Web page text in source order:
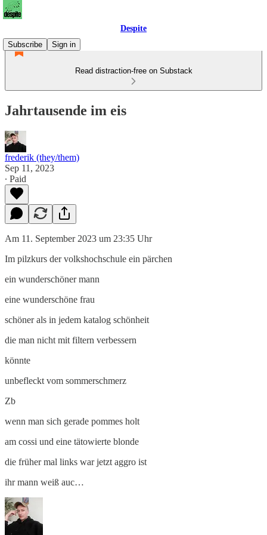
Despite
Subscribe
Sign in
Read distraction-free on Substack
Jahrtausende im eis
frederik (they/them)
Sep 11, 2023
∙ Paid
Am 11. September 2023 um 23:35 Uhr
Im pilzkurs der volkshochschule ein pärchen
ein wunderschöner mann
eine wunderschöne frau
schöner als in jedem katalog schönheit
die man nicht mit filtern verbessern
könnte
unbefleckt vom sommerschmerz
Zb
wenn man sich gerade pommes holt
am cossi und eine tätowierte blonde
die früher mal links war jetzt aggro ist
ihr mann weiß auc…